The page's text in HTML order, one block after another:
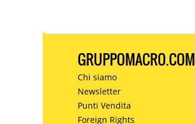
GRUPPOMACRO.COM
Chi siamo
Newsletter
Punti Vendita
Foreign Rights